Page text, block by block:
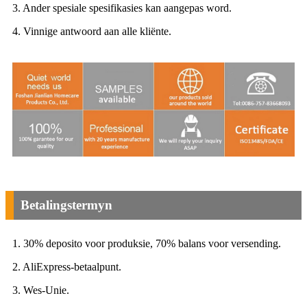
3. Ander spesiale spesifikasies kan aangepas word.
4. Vinnige antwoord aan alle kliënte.
Betalingstermyn
1. 30% deposito voor produksie, 70% balans voor versending.
2. AliExpress-betaalpunt.
3. Wes-Unie.